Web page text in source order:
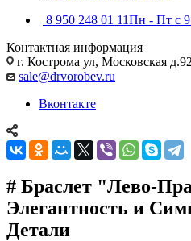
8 950 248 01 11Пн - Пт с
Контактная информация
г. Кострома ул, Московская
sale@drvorobev.ru
Вконтакте
# Браслет "Лево-
Элегантность и
Детали